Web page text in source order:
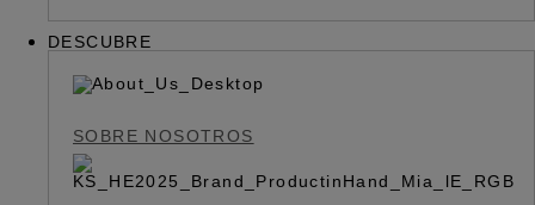
DESCUBRE
SOBRE NOSOTROS